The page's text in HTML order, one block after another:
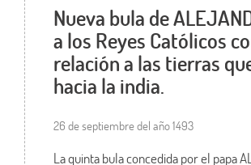
Nueva bula de
a los Reyes Católicos
relación a las tierras
hacia la india.
26 de septiembre del año 1493
La quinta bula concedida por el papa